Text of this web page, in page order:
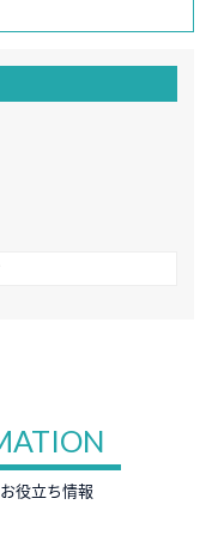
役立ち情報